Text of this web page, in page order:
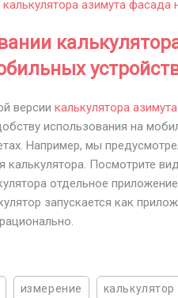
версии калькулятора
использования на
Например, мы
калькулятора. Посмотрите
отдельное
запускается как
измерение калькулятор